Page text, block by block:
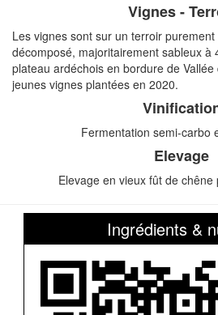
Vignes -
Les vignes sont sur un terroir
décomposé, majoritairement sableux à
plateau ardéchois en bordure de
jeunes vignes plantées en 2020.
Fermentation semi-carbo
Elevage
Elevage en vieux fût de chêne
Ingrédients &